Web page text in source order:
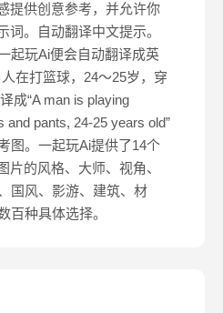
提供创意参考，并允许你
词。自动翻译中文提示。
起玩Ai便会自动翻译成英
在打篮球，24～25岁，穿
成“A man is playing
and pants, 24-25 years old”
图。一起玩Ai提供了14个
片的风格、大师、视角、
国风、影游、建筑、材
百种具体选择。